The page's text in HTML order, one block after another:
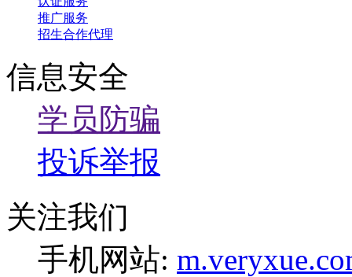
推广服务
招生合作代理
信息安全
学员防骗
投诉举报
关注我们
手机网站: